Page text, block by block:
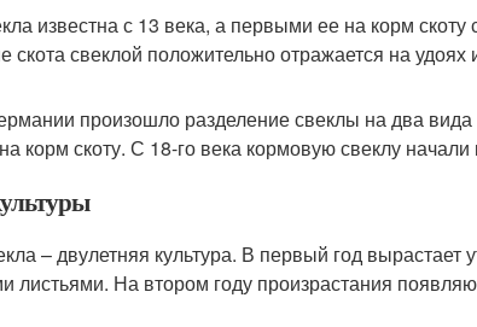
известна с 13 века, а первыми ее на корм
скота свеклой положительно отражается на удоях
произошло разделение свеклы на два
корм скоту. С 18-го века кормовую свеклу начали
– двулетняя культура. В первый год
листьями. На втором году произрастания